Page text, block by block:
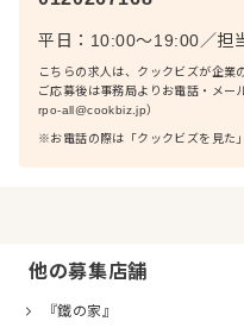
平日：10:00〜19:00／担
こちらの求人は、クックビズが企業
ご応募後は事務局よりお電話・メ
rpo-all@cookbiz.jp）
※お電話の際は「クックビズを見た
他の募集店舗
『鐵の家』